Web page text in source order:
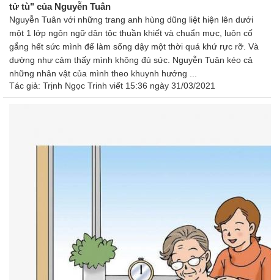
tử tù" của Nguyễn Tuân
Nguyễn Tuân với những trang anh hùng dũng liệt hiện lên dưới
một 1 lớp ngôn ngữ dân tộc thuần khiết và chuẩn mực, luôn cố
gắng hết sức mình để làm sống dậy một thời quá khứ rực rỡ. Và
dường như cảm thấy mình không đủ sức. Nguyễn Tuân kéo cả
những nhân vật của mình theo khuynh hướng ...
Tác giả: Trịnh Ngọc Trinh viết 15:36 ngày 31/03/2021